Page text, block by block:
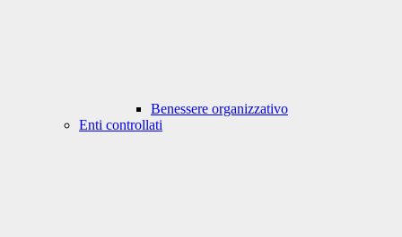
Benessere organizzativo
Enti controllati